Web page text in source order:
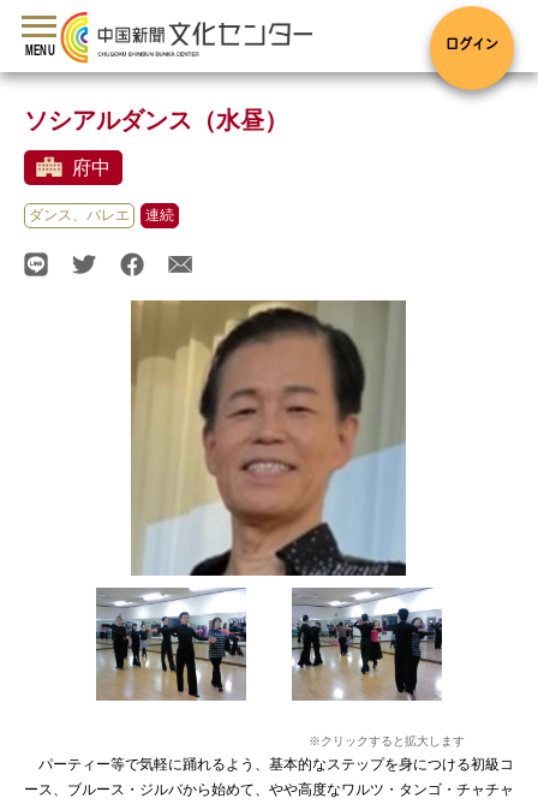
toggle
navigation
MENU ログイン
ソシアルダンス（水昼）
府中
ダンス、バレエ 連続
※クリックすると拡大します
パーティー等で気軽に踊れるよう、基本的なステップを身につける初級コ
ース、ブルース・ジルバから始めて、やや高度なワルツ・タンゴ・チャチャ